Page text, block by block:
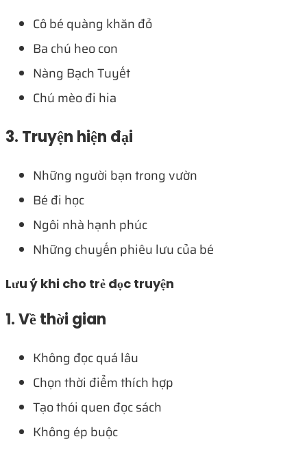
Cô bé quàng khăn đỏ
Ba chú heo con
Nàng Bạch Tuyết
Chú mèo đi hia
3. Truyện hiện đại
Những người bạn trong vườn
Bé đi học
Ngôi nhà hạnh phúc
Những chuyến phiêu lưu của bé
Lưu ý khi cho trẻ đọc truyện
1. Về thời gian
Không đọc quá lâu
Chọn thời điểm thích hợp
Tạo thói quen đọc sách
Không ép buộc